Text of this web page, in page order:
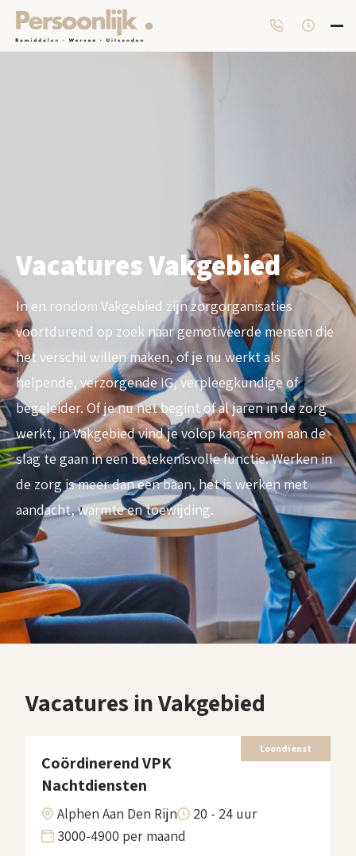
Vacatures Vakgebied
In en rondom Vakgebied zijn zorgorganisaties
voortdurend op zoek naar gemotiveerde mensen die
het verschil willen maken, of je nu werkt als
helpende, verzorgende IG, verpleegkundige of
begeleider. Of je nu net begint of al jaren in de zorg
werkt, in Vakgebied vind je volop kansen om aan de
slag te gaan in een betekenisvolle functie. Werken in
de zorg is meer dan een baan, het is werken met
aandacht, warmte en toewijding.
Vacatures in Vakgebied
Loondienst
Coördinerend VPK
Nachtdiensten
Alphen Aan Den Rijn
20 - 24 uur
3000-4900 per maand